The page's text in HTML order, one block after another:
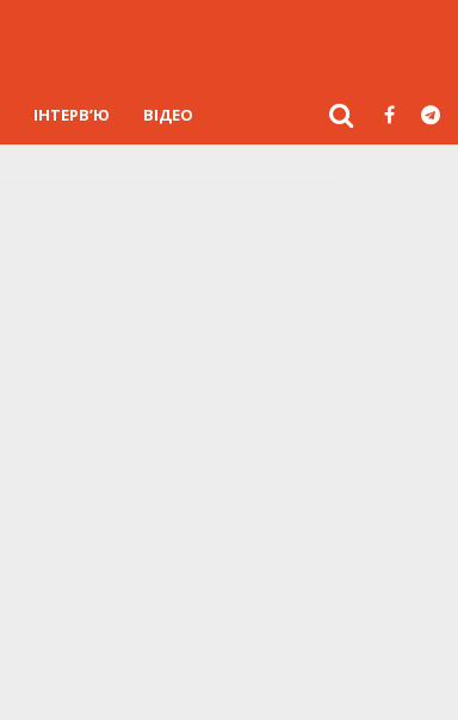
ІНТЕРВ’Ю ВІДЕО